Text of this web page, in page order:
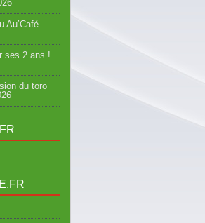
Au’Café
ses 2 ans !
du toro